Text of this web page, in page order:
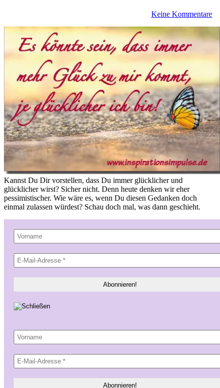
Keine Kommentare
Kannst Du Dir vorstellen, dass Du immer glücklicher und
glücklicher wirst? Sicher nicht. Denn heute denken wir eher
pessimistischer. Wie wäre es, wenn Du diesen Gedanken doch
einmal zulassen würdest? Schau doch mal, was dann geschieht.